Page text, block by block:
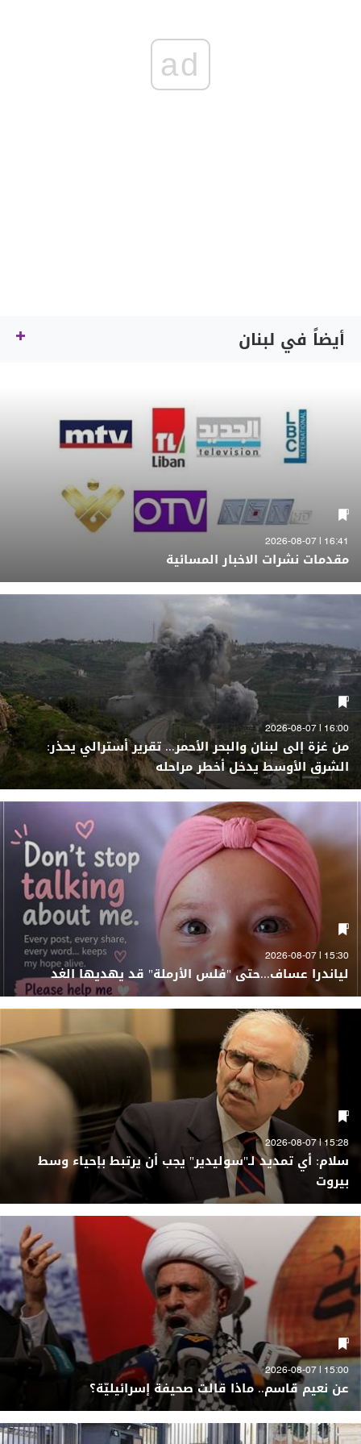
ad
أيضاً في لبنان
16:41 | 2026-08-07
مقدمات نشرات الاخبار المسائية
16:00 | 2026-08-07
من غزة إلى لبنان والبحر الأحمر... تقرير أسترالي يحذر:
الشرق الأوسط يدخل أخطر مراحله
15:30 | 2026-08-07
لياندرا عساف...حتى "فلس الأرملة" قد يهديها الغد
15:28 | 2026-08-07
سلام: أي تمديد لـ"سوليدير" يجب أن يرتبط بإحياء وسط
بيروت
15:00 | 2026-08-07
عن نعيم قاسم.. ماذا قالت صحيفة إسرائيليّة؟